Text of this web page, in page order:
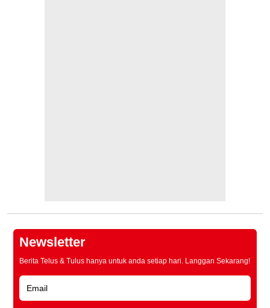
Newsletter
Berita Telus & Tulus hanya untuk anda setiap hari. Langgan Sekarang!